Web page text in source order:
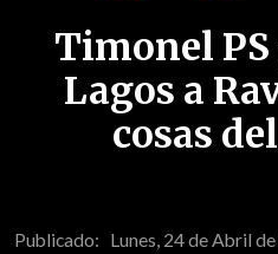
Timonel
Lagos a
cosas
Publicado: Lunes, 24 de Abril